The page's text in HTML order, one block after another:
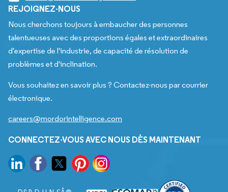
REJOIGNEZ-NOUS
Nous cherchons toujours à embaucher des personnes
talentueuses avec des proportions égales et extraordinaires
d'expertise de l'industrie, de capacité de résolution de
problèmes et d'inclination.
Vous souhaitez en savoir plus ? Contactez-nous par courrier
électronique.
careers@mordorintelligence.com
CONNECTEZ-VOUS AVEC NOUS DÈS MAINTENANT